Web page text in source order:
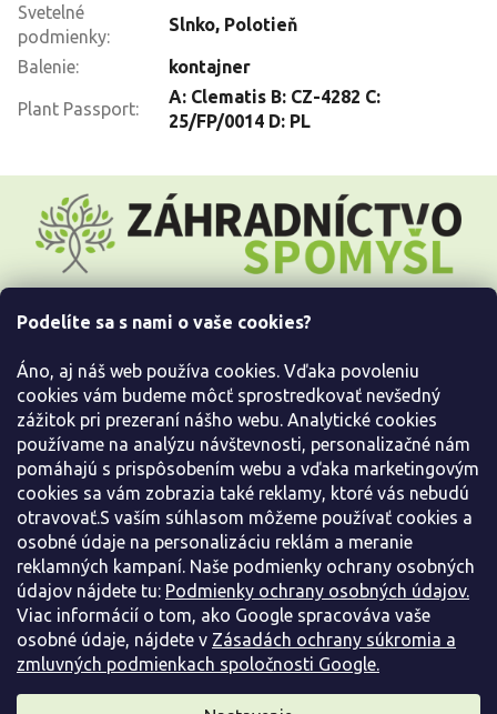
Podelíte sa s nami o vaše cookies?
Áno, aj náš web používa cookies. Vďaka povoleniu
cookies vám budeme môcť sprostredkovať nevšedný
zážitok pri prezeraní nášho webu. Analytické cookies
používame na analýzu návštevnosti, personalizačné nám
pomáhajú s prispôsobením webu a vďaka marketingovým
cookies sa vám zobrazia také reklamy, ktoré vás nebudú
otravovať.S vaším súhlasom môžeme používať cookies a
osobné údaje na personalizáciu reklám a meranie
reklamných kampaní. Naše podmienky ochrany osobných
údajov nájdete tu: Podmienky ochrany osobných údajov.
Viac informácií o tom, ako Google spracováva vaše
osobné údaje, nájdete v Zásadách ochrany súkromia a
zmluvných podmienkach spoločnosti Google.
Svetelné
podmienky:
Slnko, Polotieň
Balenie: kontajner
Plant Passport:
A: Clematis B: CZ-4282 C:
25/FP/0014 D: PL
t
Informácie pre Vás
Kontaktujte nás